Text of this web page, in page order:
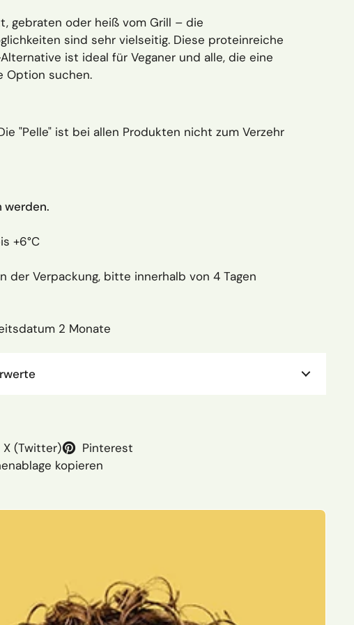
gebraten oder heiß vom Grill – die
sind sehr vielseitig. Diese proteinreiche
ist ideal für Veganer und alle, die eine
Option suchen.
"Pelle" ist bei allen Produkten nicht zum Verzehr
werden.
+6°C
der Verpackung, bitte innerhalb von 4 Tagen
2 Monate
X (Twitter)
Pinterest
kopieren